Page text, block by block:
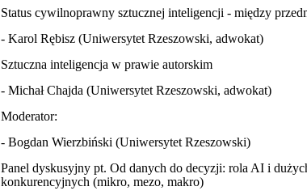
Status cywilnoprawny sztucznej inteligencji - między
- Karol Rębisz (Uniwersytet Rzeszowski, adwokat)
Sztuczna inteligencja w prawie autorskim
- Michał Chajda (Uniwersytet Rzeszowski, adwokat)
Moderator:
- Bogdan Wierzbiński (Uniwersytet Rzeszowski)
Panel dyskusyjny pt. Od danych do decyzji: rola AI i
konkurencyjnych (mikro, mezo, makro)